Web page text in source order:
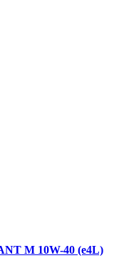
M 10W-40 (e4L)